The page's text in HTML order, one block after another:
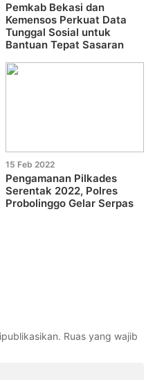
Pemkab Bekasi dan
Kemensos Perkuat Data
Tunggal Sosial untuk
Bantuan Tepat Sasaran
15 Feb 2022
Pengamanan Pilkades
Serentak 2022, Polres
Probolinggo Gelar Serpas
Ruas yang wajib